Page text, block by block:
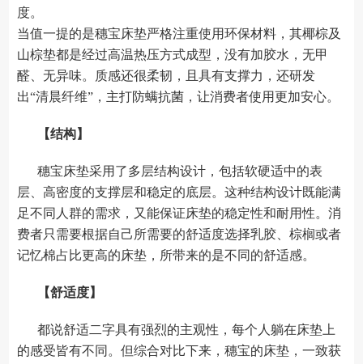
度。
当值一提的是穗宝床垫严格注重使用环保材料，其椰棕及
山棕垫都是经过高温热压方式成型，没有加胶水，无甲
醛、无异味。质感还很柔韧，且具有支撑力，还研发
出“清晨纤维”，主打防螨抗菌，让消费者使用更加安心。
【结构】
穗宝床垫采用了多层结构设计，包括软硬适中的表
层、高密度的支撑层和稳定的底层。这种结构设计既能满
足不同人群的需求，又能保证床垫的稳定性和耐用性。消
费者只需要根据自己所需要的舒适度选择乳胶、棕榈或者
记忆棉占比更高的床垫，所带来的是不同的舒适感。
【舒适度】
都说舒适二字具有强烈的主观性，每个人躺在床垫上
的感受皆有不同。但综合对比下来，穗宝的床垫，一致获